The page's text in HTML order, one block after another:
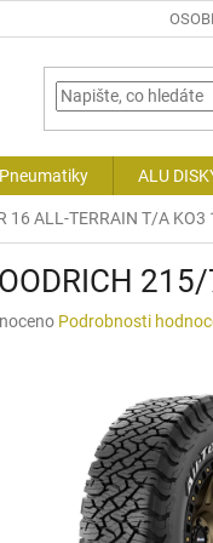
ALU
16 ALL-TERRAIN T/A KO3
Podrobnosti